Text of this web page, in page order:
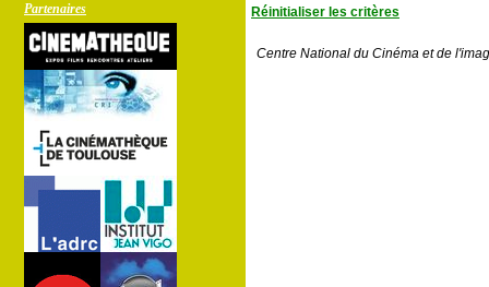
Partenaires
Réinitialiser les critères
Centre National du Cinéma et de